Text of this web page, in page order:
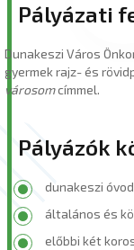
Pályázati
Dunakeszi Város
gyermek rajz- és
városomcímmel.
Pályázók
dunakeszi
általános és
előbbi két